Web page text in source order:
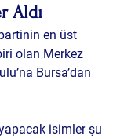
Aldı
en üst
olan Merkez
Bursa’dan
isimler şu